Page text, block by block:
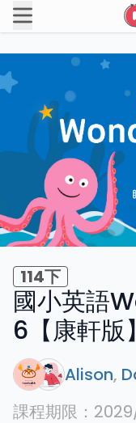
114下
國小英語
6【康軒版】
Alison,
課程期限：